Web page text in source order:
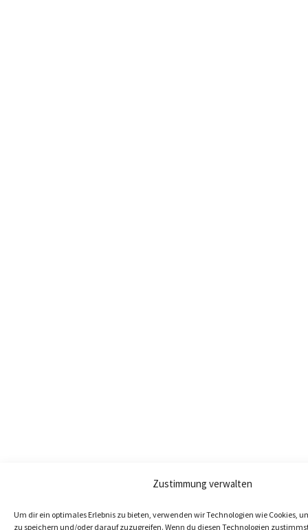
Zustimmung verwalten
Um dir ein optimales Erlebnis zu bieten, verwenden wir Technologien wie Cookies,
zu speichern und/oder darauf zuzugreifen. Wenn du diesen Technologien